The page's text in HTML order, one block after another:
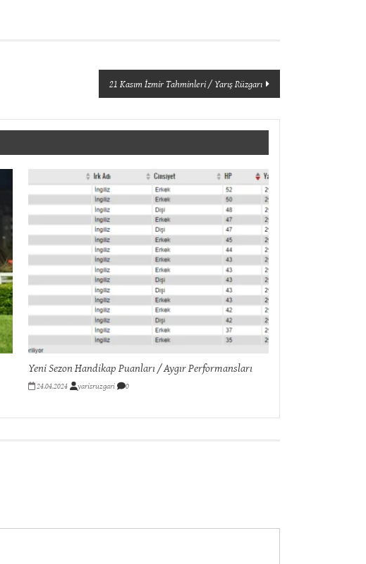
21 Kasım İzmir Tahminleri / Yarış Rüzgarı
Yeni Sezon Handikap Puanları / Aygır Performansları
24.04.2024 yarisruzgari 0